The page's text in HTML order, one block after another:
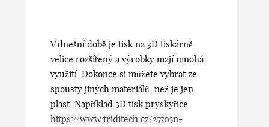
V dnešní době je tisk na 3D tiskárně
velice rozšířený a výrobky mají mnohá
využití. Dokonce si můžete vybrat ze
spousty jiných materiálů, než je jen
plast. Například 3D tisk pryskyřice
https://www.triditech.cz/25705n-